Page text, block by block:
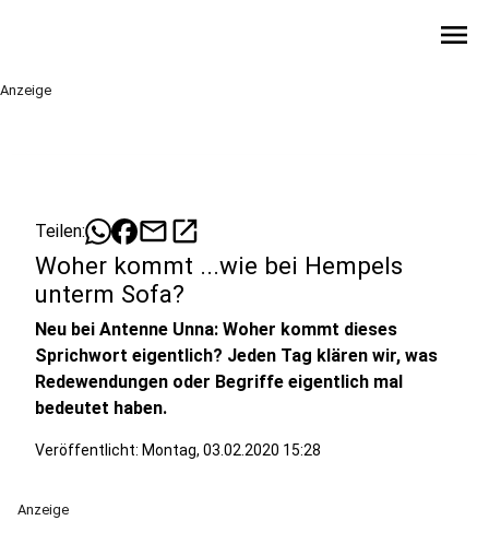
menu
Anzeige
Teilen: mailopen_in_new
Woher kommt ...wie bei Hempels
unterm Sofa?
Neu bei Antenne Unna: Woher kommt dieses
Sprichwort eigentlich? Jeden Tag klären wir, was
Redewendungen oder Begriffe eigentlich mal
bedeutet haben.
Veröffentlicht: Montag, 03.02.2020 15:28
Anzeige